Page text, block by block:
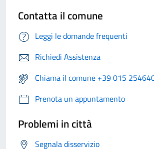
Contatta il comune
Leggi le domande frequenti
Richiedi Assistenza
Chiama il comune +39 015
Prenota un appuntamento
Problemi in città
Segnala disservizio